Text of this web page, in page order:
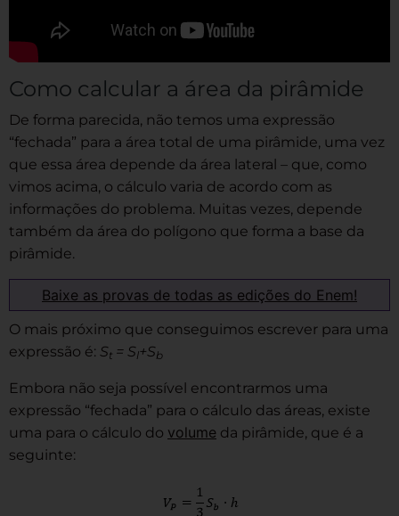
Como calcular a área da pirâmide
De forma parecida, não temos uma expressão
“fechada” para a área total de uma pirâmide, uma vez
que essa área depende da área lateral – que, como
vimos acima, o cálculo varia de acordo com as
informações do problema. Muitas vezes, depende
também da área do polígono que forma a base da
pirâmide.
Baixe as provas de todas as edições do Enem!
O mais próximo que conseguimos escrever para uma
expressão é: St = Sl+Sb
Embora não seja possível encontrarmos uma
expressão “fechada” para o cálculo das áreas, existe
uma para o cálculo do volume da pirâmide, que é a
seguinte: